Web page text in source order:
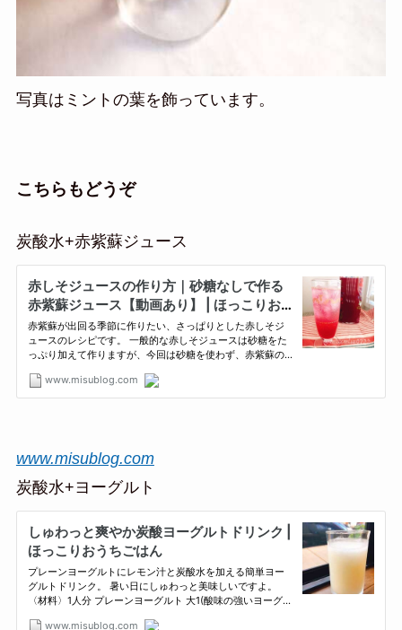
写真はミントの葉を飾っています。
こちらもどうぞ
炭酸水+赤紫蘇ジュース
www.misublog.com
炭酸水+ヨーグルト